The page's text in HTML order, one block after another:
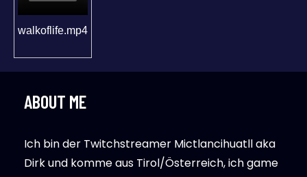
walkoflife.mp4
ABOUT ME
Ich bin der Twitchstreamer Mictlancihuatll aka
Dirk und komme aus Tirol/Österreich, ich game